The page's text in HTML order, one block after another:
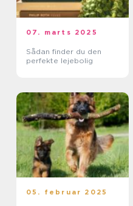
07. marts 2025
Sådan finder du den
perfekte lejebolig
05. februar 2025